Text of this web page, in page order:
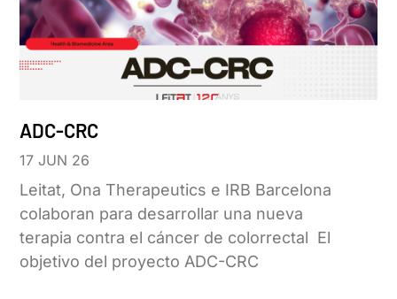
ADC-CRC
17 JUN 26
Leitat, Ona Therapeutics e IRB Barcelona
colaboran para desarrollar una nueva
terapia contra el cáncer de colorrectal El
objetivo del proyecto ADC-CRC